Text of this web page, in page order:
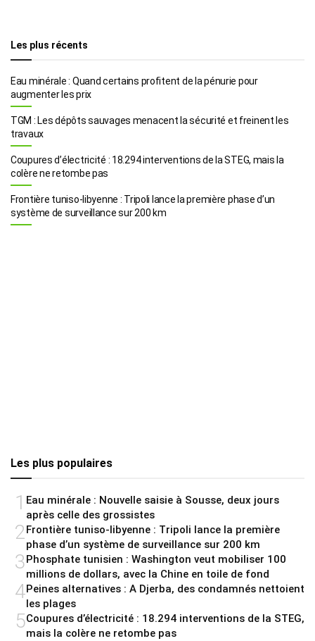
Les plus récents
Eau minérale : Quand certains profitent de la pénurie pour
augmenter les prix
TGM : Les dépôts sauvages menacent la sécurité et freinent les
travaux
Coupures d’électricité : 18.294 interventions de la STEG, mais la
colère ne retombe pas
Frontière tuniso-libyenne : Tripoli lance la première phase d’un
système de surveillance sur 200 km
Les plus populaires
1 Eau minérale : Nouvelle saisie à Sousse, deux jours
après celle des grossistes
2Frontière tuniso-libyenne : Tripoli lance la première
phase d’un système de surveillance sur 200 km
3Phosphate tunisien : Washington veut mobiliser 100
millions de dollars, avec la Chine en toile de fond
4Peines alternatives : A Djerba, des condamnés nettoient
les plages
5Coupures d’électricité : 18.294 interventions de la STEG,
mais la colère ne retombe pas